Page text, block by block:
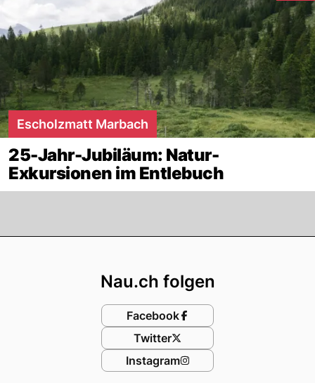
Escholzmatt Marbach
25-Jahr-Jubiläum: Natur-
Exkursionen im Entlebuch
Nau.ch folgen
Facebook
Twitter
Instagram